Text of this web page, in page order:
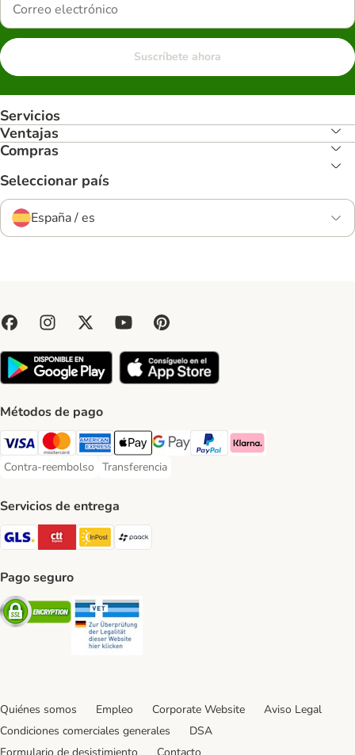
Suscríbete ahora
Servicios
Ventajas
Compras
Seleccionar país
España / es
Métodos de pago
Visa Payment Method
Mastercard Payment Method
American Express Payment Method
Apple Pay Payment Method
Google Pay Payment Method
PayPal Payment Method
Klarna Payment Method
Contra-reembolso
Contra-reembolso Payment Method
Transferencia
Transferencia Payment Method
Servicios de entrega
GLS Shipping Method
CTTExpress Shipping Method
InPost Shipping Method
paack Shipping Method
Pago seguro
Security
Quiénes somos Empleo Corporate Website
Aviso Legal
Condiciones comerciales generales
DSA